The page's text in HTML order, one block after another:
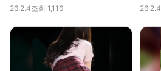
26.2.4조회 1,116 26.2.4